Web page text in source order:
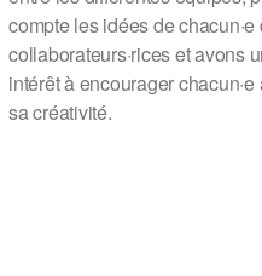
compte les idées de chacun·e
collaborateurs·rices et avons
intérêt à encourager
sa créativité.